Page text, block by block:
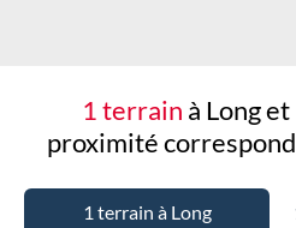
1 terrain à Long et
proximité
1 terrain à Long